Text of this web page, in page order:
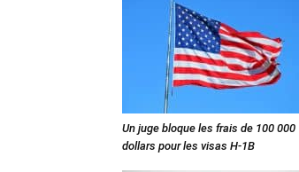
Un juge bloque les frais de 100 000
dollars pour les visas H-1B